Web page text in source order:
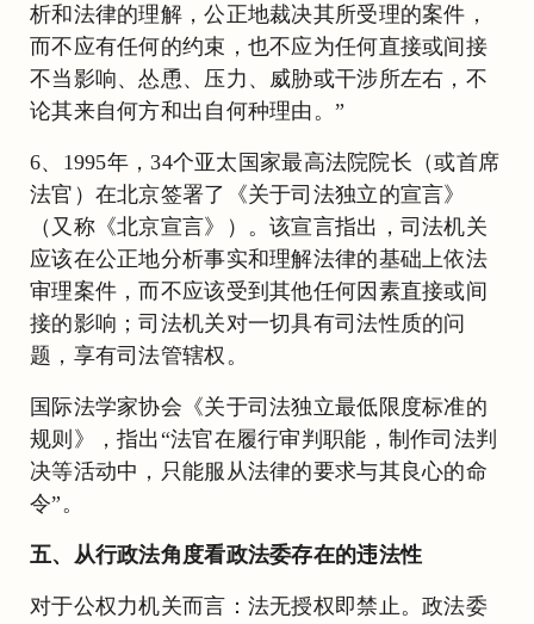
析和法律的理解，公正地裁决其所受理的案件，
而不应有任何的约束，也不应为任何直接或间接
不当影响、怂恿、压力、威胁或干涉所左右，不
论其来自何方和出自何种理由。”
6、1995年，34个亚太国家最高法院院长（或首席
法官）在北京签署了《关于司法独立的宣言》
（又称《北京宣言》）。该宣言指出，司法机关
应该在公正地分析事实和理解法律的基础上依法
审理案件，而不应该受到其他任何因素直接或间
接的影响；司法机关对一切具有司法性质的问
题，享有司法管辖权。
国际法学家协会《关于司法独立最低限度标准的
规则》，指出“法官在履行审判职能，制作司法判
决等活动中，只能服从法律的要求与其良心的命
令”。
五、从行政法角度看政法委存在的违法性
对于公权力机关而言：法无授权即禁止。政法委